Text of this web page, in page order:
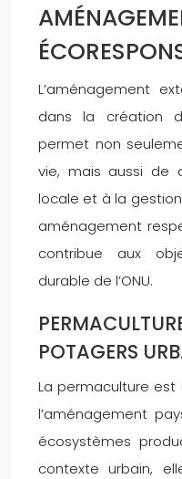
L’aménagement
dans la création
permet non
vie, mais aussi de
locale et à la
aménagement
contribue aux
durable de l’ONU.
POTAGERS
La permaculture
l’aménagement
écosystèmes
contexte urbain,